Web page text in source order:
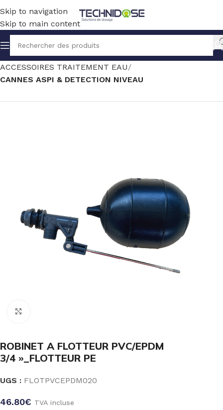
Skip to navigation
Skip to main content
Accueil TRAITEMENT EAU
ACCESSOIRES TRAITEMENT EAU
CANNES ASPI & DETECTION NIVEAU
ROBINET A FLOTTEUR PVC/EPDM
3/4 »_FLOTTEUR PE
UGS : FLOTPVCEPDM020
46.80€ TVA incluse